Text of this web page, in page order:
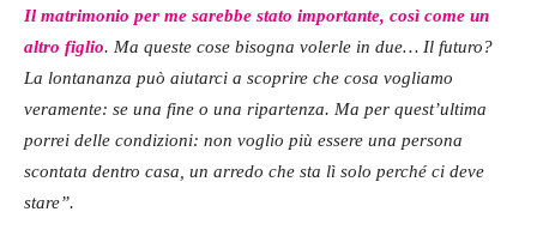
Il matrimonio per me sarebbe stato importante, così come un
altro figlio. Ma queste cose bisogna volerle in due… Il futuro?
La lontananza può aiutarci a scoprire che cosa vogliamo
veramente: se una fine o una ripartenza. Ma per quest’ultima
porrei delle condizioni: non voglio più essere una persona
scontata dentro casa, un arredo che sta lì solo perché ci deve
stare”.